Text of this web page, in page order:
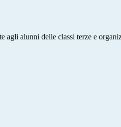
agli alunni delle classi terze e